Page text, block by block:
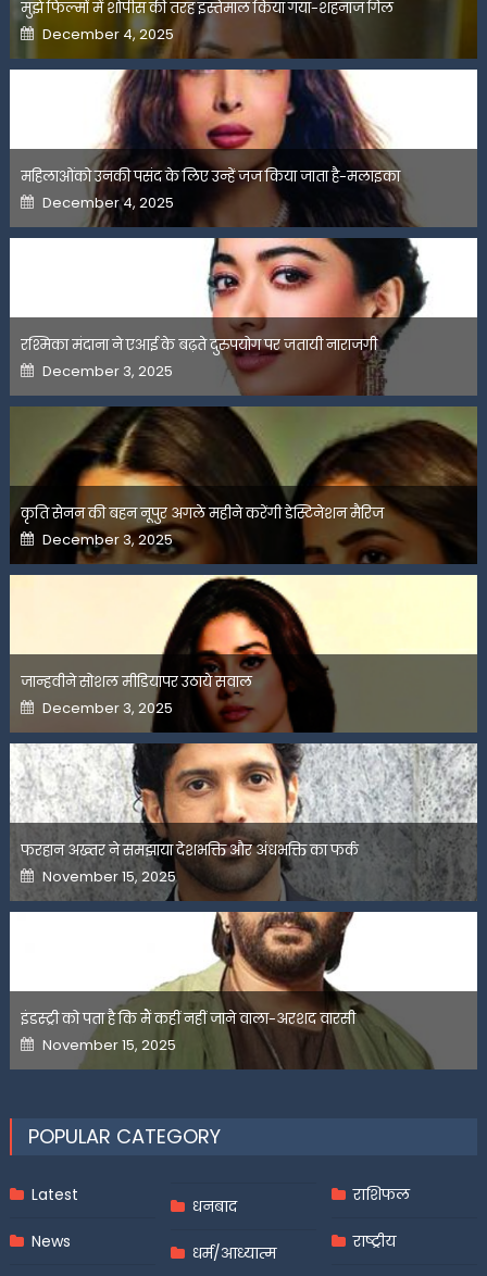
मुझे फिल्मों में शोपीस की तरह इस्तेमाल किया गया-शहनाज गिल
Posted
on
December 4, 2025
महिलाओंको उनकी पसंद के लिए उन्हें जज किया जाता है-मलाइका
Posted
on
December 4, 2025
रश्मिका मंदाना ने एआई के बढ़ते दुरुपयोग पर जतायी नाराजगी
Posted
on
December 3, 2025
कृति सेनन की बहन नूपुर अगले महीने करेंगी डेस्टिनेशन मैरिज
Posted
on
December 3, 2025
जान्हवीने सोशल मीडियापर उठाये सवाल
Posted
on
December 3, 2025
फरहान अख्तर ने समझाया देशभक्ति और अंधभक्ति का फर्क
Posted
on
November 15, 2025
इंडस्ट्री को पता है कि मैं कहीं नहीं जाने वाला-अरशद वारसी
Posted
on
November 15, 2025
POPULAR CATEGORY
Latest
News
धनबाद
धर्म/आध्यात्म
राशिफल
राष्ट्रीय